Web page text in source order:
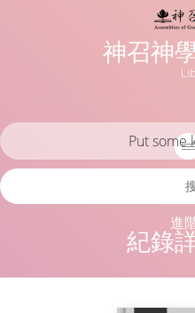
神召神
紀錄
進